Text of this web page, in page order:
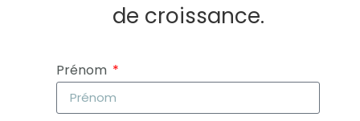
de croissance.
Prénom